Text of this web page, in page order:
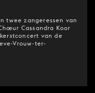
twee zangeressen van
Cassandra Koor
van de
Vrouw-ter-